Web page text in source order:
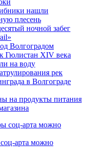
нашли
плесень
ночной забег
Волгоградом
Гюлистан XIV века
на воду
рек
в Волгограде
на продукты питания
арта можно